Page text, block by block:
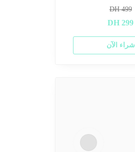
499
DH
299
DH
شراء الآن